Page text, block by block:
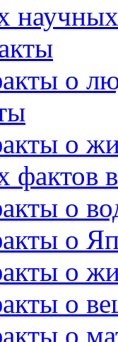
о
о
фактов
о
о
о
о
о